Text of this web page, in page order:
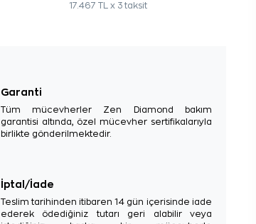
17.467 TL x 3 taksit
Garanti
Tüm mücevherler Zen Diamond bakım
garantisi altında, özel mücevher sertifikalarıyla
birlikte gönderilmektedir.
İptal/İade
Teslim tarihinden itibaren 14 gün içerisinde iade
ederek ödediğiniz tutarı geri alabilir veya